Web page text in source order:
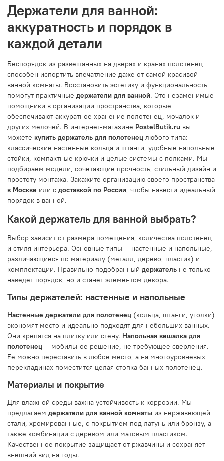
Держатели для ванной:
аккуратность и порядок в
каждой детали
Беспорядок из развешанных на дверях и кранах полотенец
способен испортить впечатление даже от самой красивой
ванной комнаты. Восстановить эстетику и функциональность
помогут практичные держатели для ванной. Это незаменимые
помощники в организации пространства, которые
обеспечивают аккуратное хранение полотенец, мочалок и
других мелочей. В интернет-магазине PostelButik.ru вы
можете купить держатель для полотенец любого типа:
классические настенные кольца и штанги, удобные напольные
стойки, компактные крючки и целые системы с полками. Мы
подбираем модели, сочетающие прочность, стильный дизайн и
простоту монтажа. Закажите организацию своего пространства
в Москве или с доставкой по России, чтобы навести идеальный
порядок в ванной.
Какой держатель для ванной выбрать?
Выбор зависит от размера помещения, количества полотенец
и стиля интерьера. Основные типы — настенные и напольные,
различающиеся по материалу (металл, дерево, пластик) и
комплектации. Правильно подобранный держатель не только
наведет порядок, но и станет элементом декора.
Типы держателей: настенные и напольные
Настенные держатели для полотенец (кольца, штанги, уголки)
экономят место и идеально подходят для небольших ванных.
Они крепятся на плитку или стену. Напольная вешалка для
полотенец — мобильное решение, не требующее сверления.
Ее можно переставить в любое место, а на многоуровневых
перекладинах поместится целая стопка банных полотенец.
Материалы и покрытие
Для влажной среды важна устойчивость к коррозии. Мы
предлагаем держатели для ванной комнаты из нержавеющей
стали, хромированные, с покрытием под латунь или бронзу, а
также комбинации с деревом или матовым пластиком.
Качественное покрытие защищает от ржавчины и сохраняет
внешний вид на годы.